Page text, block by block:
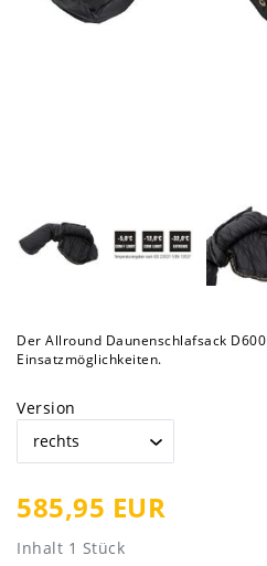
Der Allround Daunenschlafsack
Einsatzmöglichkeiten.
Version
585,95 EUR
Inhalt 1 Stück